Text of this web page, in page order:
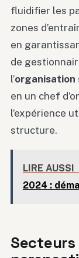
fluidifier les
zones
en
de
l’organisation
en un chef
l’expérience
structure.
LIRE AUSSI
2024 :